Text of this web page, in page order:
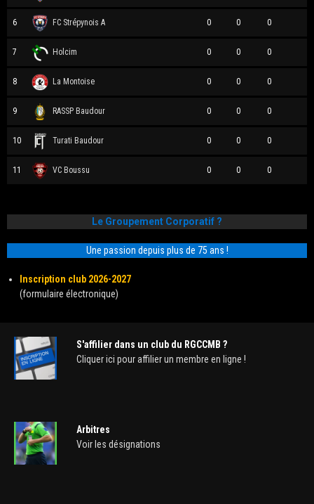
6 FC Strépynois A 0 0 0
7 Holcim 0 0 0
8 La Montoise 0 0 0
9 RASSP Baudour 0 0 0
10 Turati Baudour 0 0 0
11 VC Boussu 0 0 0
Le Groupement Corporatif ?
Une passion depuis plus de 75 ans !
Inscription club 2026-2027
(formulaire électronique)
S'affilier dans un club du RGCCMB ?
Cliquer ici pour affilier un membre en ligne !
Arbitres
Voir les désignations